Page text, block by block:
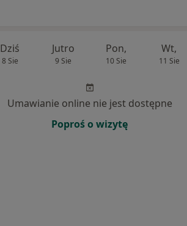
Dziś
8 Sie
Jutro
9 Sie
Pon,
10 Sie
Wt,
11 Sie
Umawianie online nie jest dostępne
Poproś o wizytę